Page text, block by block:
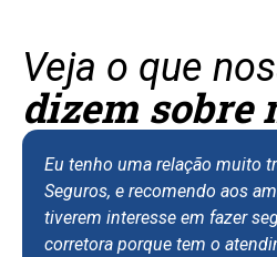
Veja o que
dizem sobre
uma relação muito tranquila com
e recomendo aos amigos que
em fazer seguro com
porque tem o atendimento